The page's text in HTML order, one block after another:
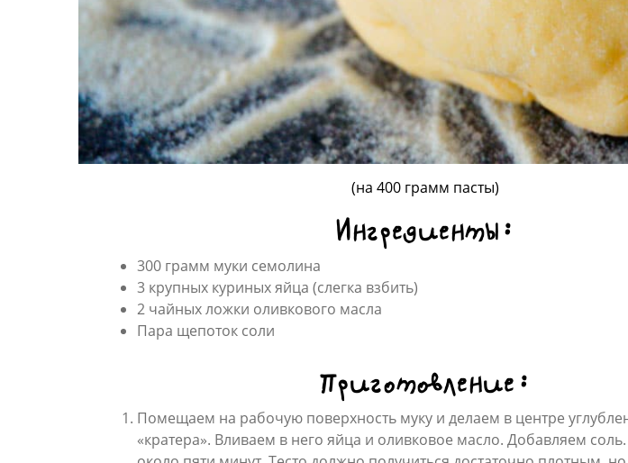
(на 400 грамм пасты)
Ингредиенты:
300 грамм муки семолина
3 крупных куриных яйца (слегка взбить)
2 чайных ложки оливкового масла
Пара щепоток соли
Приготовление:
Помещаем на рабочую поверхность муку и делаем в центре
«кратера». Вливаем в него яйца и оливковое масло. Добавляем